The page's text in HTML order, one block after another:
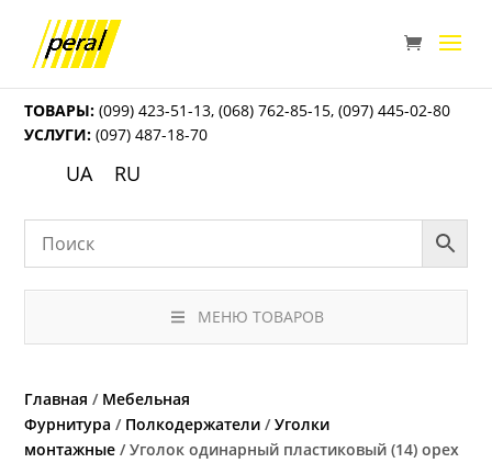
ТОВАРЫ: (099) 423-51-13,(068) 762-85-15,(097) 445-02-80
УСЛУГИ: (097) 487-18-70
UA RU
МЕНЮ ТОВАРОВ
Главная / Мебельная
Фурнитура / Полкодержатели /Уголки
монтажные / Уголок одинарный пластиковый (14) орех